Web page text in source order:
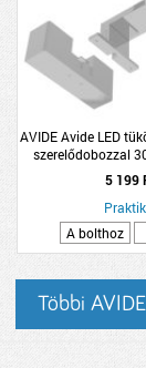
AVIDE Avide LED
szerelődobozzal
4000K
5 199
A bolthoz
Többi